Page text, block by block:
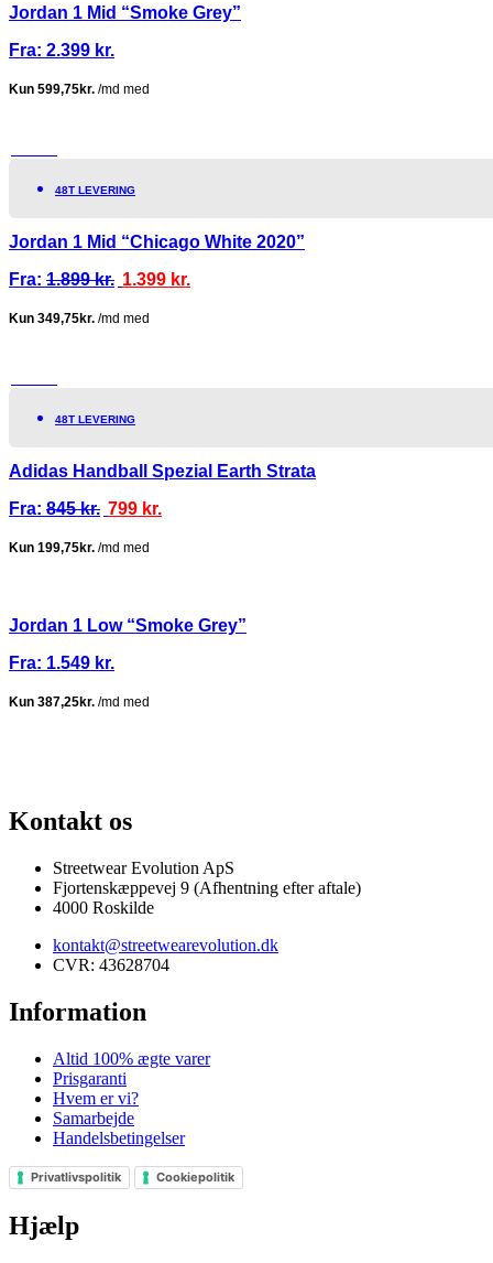
Jordan 1 Mid “Smoke Grey”
Fra: 2.399 kr.
48T LEVERING
Jordan 1 Mid “Chicago White 2020”
Fra: 1.899kr. 1.399 kr.
48T LEVERING
Adidas Handball Spezial Earth Strata
Fra: 845kr. 799 kr.
Jordan 1 Low “Smoke Grey”
Fra: 1.549 kr.
Kontakt os
Streetwear Evolution ApS
Fjortenskæppevej 9 (Afhentning efter aftale)
4000 Roskilde
kontakt@streetwearevolution.dk
CVR: 43628704
Information
Altid 100% ægte varer
Prisgaranti
Hvem er vi?
Samarbejde
Handelsbetingelser
Privatlivspolitik Cookiepolitik
Hjælp